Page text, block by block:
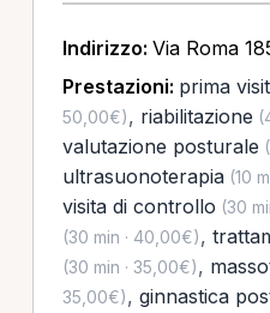
Indirizzo: Via Roma
Prestazioni: prima
50,00€), riabilitazione
valutazione posturale
ultrasuonoterapia(10
visita di controllo (30
(30 min · 40,00€),
(30 min · 35,00€),
35,00€), ginnastica